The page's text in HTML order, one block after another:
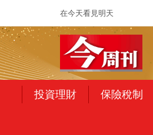
在今天看見明天
投資理財 保險稅制